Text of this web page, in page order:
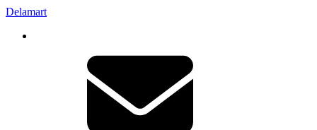
Delamart